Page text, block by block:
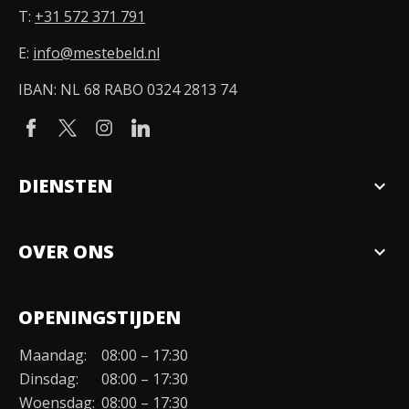
T: +31 572 371 791
E: info@mestebeld.nl
IBAN: NL 68 RABO 0324 2813 74
DIENSTEN expand_more
OVER ONS expand_more
Organisatie
Duurzaamheid
Werken bij
OPENINGSTIJDEN
Maandag:
08:00 – 17:30
Dinsdag:
08:00 – 17:30
Woensdag: 08:00 – 17:30